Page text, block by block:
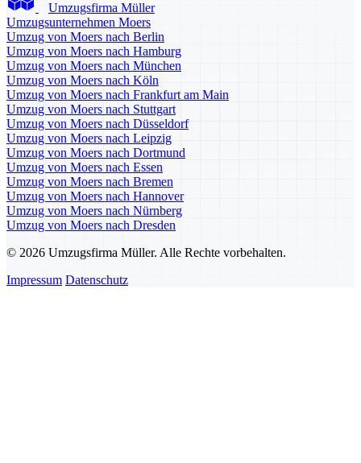
Umzugsfirma Müller
Umzugsunternehmen Moers
Umzug von Moers nach Berlin
Umzug von Moers nach Hamburg
Umzug von Moers nach München
Umzug von Moers nach Köln
Umzug von Moers nach Frankfurt am Main
Umzug von Moers nach Stuttgart
Umzug von Moers nach Düsseldorf
Umzug von Moers nach Leipzig
Umzug von Moers nach Dortmund
Umzug von Moers nach Essen
Umzug von Moers nach Bremen
Umzug von Moers nach Hannover
Umzug von Moers nach Nürnberg
Umzug von Moers nach Dresden
© 2026 Umzugsfirma Müller. Alle Rechte vorbehalten.
Impressum Datenschutz